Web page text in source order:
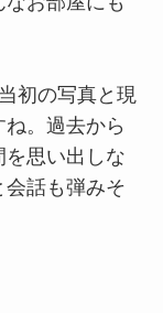
初の写真と現
。過去から
思い出しな
話も弾みそ